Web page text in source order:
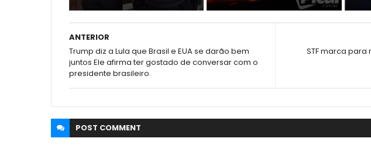
STF marca
ANTERIOR
Trump diz a Lula que Brasil e EUA se darão bem
juntos Ele afirma ter gostado de conversar com o
presidente brasileiro.
POST COMMENT